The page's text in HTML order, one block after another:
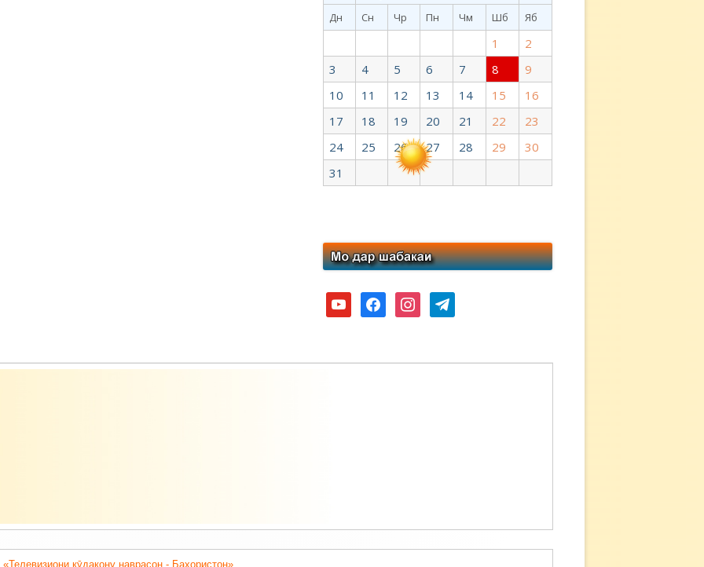
Дн Сн Чр Пн Чм Шб Яб
1
2
3
4 5 6 7 8
9
10
11 12 13 14 15
16
17
18 19 20 21 22
23
24
25 26 27 28 29
30
31
youtubefacebookinstagramtelegram
кӯдакону наврасон - Баҳористон».